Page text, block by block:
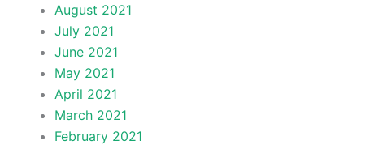
August 2021
July 2021
June 2021
May 2021
April 2021
March 2021
February 2021